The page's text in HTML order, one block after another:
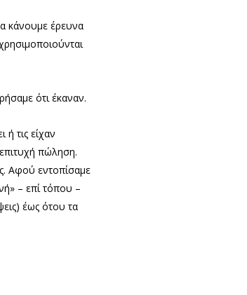
κάνουμε έρευνα
ότι έκαναν.
τις είχαν
πώληση.
Αφού εντοπίσαμε
– επί τόπου –
έως ότου τα